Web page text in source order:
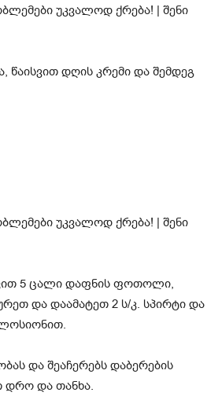
წაისვით დღის კრემი და შემდეგ
5 ცალი დაფნის ფოთოლი,
და დაამატეთ 2 ს/კ. სპირტი და
და შეაჩერებს დაბერების
დრო და თანხა.